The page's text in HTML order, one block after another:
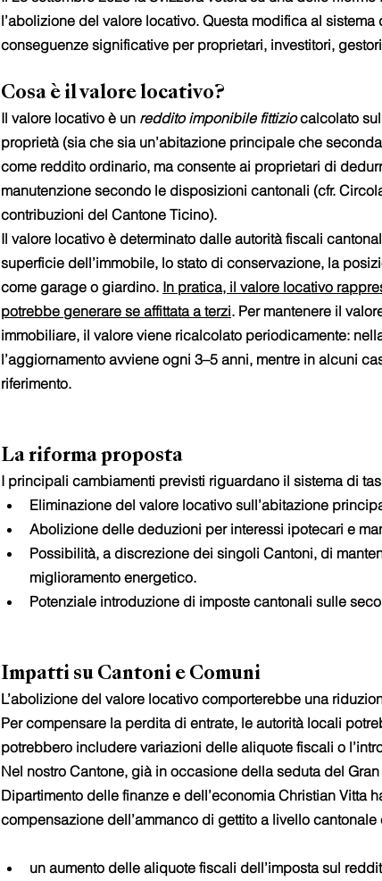
l’abolizione del valore locativo. Questa modifica al
conseguenze significative per proprietari, investitori,
Cosa è il valore locativo?
Il valore locativo è un reddito imponibile fittizio calcolato sul
proprietà (sia che sia un’abitazione principale che
come reddito ordinario, ma consente ai proprietari di
manutenzione secondo le disposizioni cantonali (cfr.
contribuzioni del Cantone Ticino).
Il valore locativo è determinato dalle autorità fiscali
superficie dell’immobile, lo stato di conservazione, la
come garage o giardino. In pratica, il valore locativo
potrebbe generare se affittata a terzi. Per mantenere il
immobiliare, il valore viene ricalcolato periodicamente:
l’aggiornamento avviene ogni 3–5 anni, mentre in alcuni
riferimento.
La riforma proposta
I principali cambiamenti previsti riguardano il sistema di
Eliminazione del valore locativo sull’abitazione
Abolizione delle deduzioni per interessi ipotecari e
Possibilità, a discrezione dei singoli Cantoni, di
miglioramento energetico.
Potenziale introduzione di imposte cantonali sulle
Impatti su Cantoni e Comuni
L’abolizione del valore locativo comporterebbe una
Per compensare la perdita di entrate, le autorità locali
potrebbero includere variazioni delle aliquote fiscali o
Nel nostro Cantone, già in occasione della seduta del
Dipartimento delle finanze e dell’economia Christian Vitta
compensazione dell’ammanco di gettito a livello cantonale
un aumento delle aliquote fiscali dell’imposta sul